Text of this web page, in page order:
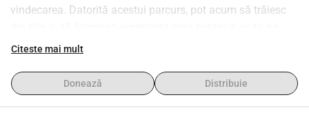
vindecarea. Datorită acestui parcurs, pot acum să trăiesc
alții.De aceea urmez cursul de Dezvoltare Personală &
economii, dar din cauza pierderii veniturilor, nu pot face
asta anul acesta. Al doilea an costă 3.750 și începe pe 9
Citeste mai mult
Donează Distribuie